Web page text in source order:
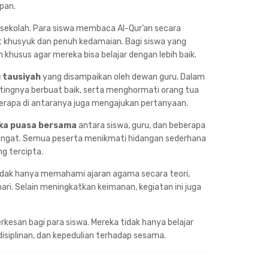
Para siswa membaca Al-Qur’an secara
dan penuh kedamaian. Bagi siswa yang
agar mereka bisa belajar dengan lebih baik.
tausiyahyang disampaikan oleh dewan guru. Dalam
berbuat baik, serta menghormati orang tua
di antaranya juga mengajukan pertanyaan.
puasa bersama antara siswa, guru, dan beberapa
Semua peserta menikmati hidangan sederhana
tercipta.
hanya memahami ajaran agama secara teori,
Selain meningkatkan keimanan, kegiatan ini juga
bagi para siswa. Mereka tidak hanya belajar
dan kepedulian terhadap sesama.